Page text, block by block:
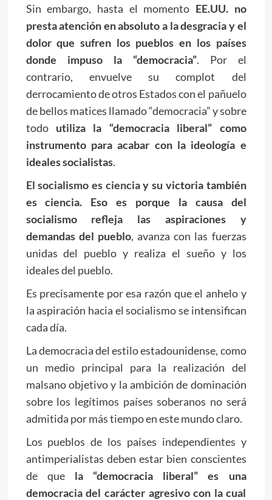
Sin embargo, hasta el momento EE.UU. no
presta atención en absoluto a la desgracia y el
dolor que sufren los pueblos en los países
donde impuso la “democracia”. Por el
contrario, envuelve su complot del
derrocamiento de otros Estados con el pañuelo
de bellos matices llamado “democracia” y sobre
todo utiliza la “democracia liberal” como
instrumento para acabar con la ideología e
ideales socialistas.
El socialismo es cienciay su victoria también
es ciencia. Eso es porque la causa del
socialismo refleja las aspiraciones y
demandas del pueblo, avanza con las fuerzas
unidas del pueblo y realiza el sueño y los
ideales del pueblo.
Es precisamente por esa razón que el anhelo y
la aspiración hacia el socialismo se intensifican
cada día.
La democracia del estilo estadounidense, como
un medio principal para la realización del
malsano objetivo y la ambición de dominación
sobre los legítimos países soberanos no será
admitida por más tiempo en este mundo claro.
Los pueblos de los países independientes y
antimperialistas deben estar bien conscientes
de que la “democracia liberal” es una
democracia del carácter agresivo con la cual